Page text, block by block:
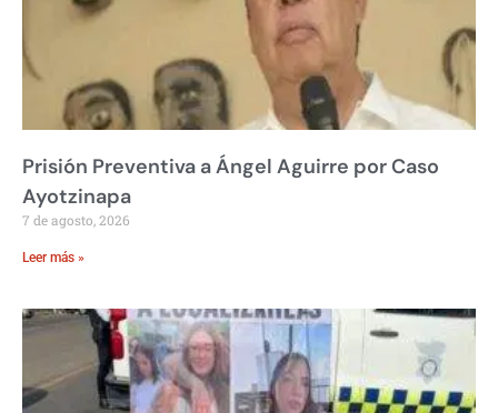
Prisión Preventiva a Ángel Aguirre por Caso
Ayotzinapa
7 de agosto, 2026
Leer más »